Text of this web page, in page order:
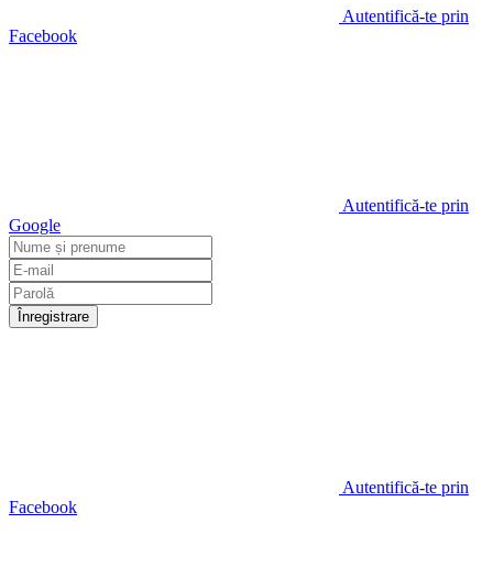
Autentifică-te prin
Facebook
Autentifică-te prin
Google
Înregistrare
Autentifică-te prin
Facebook